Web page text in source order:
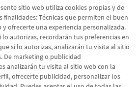
sitio web utiliza cookies propias y de
finalidades: Técnicas que permiten el buen
ofrecerte una experiencia personalizada.
lo autorizas, recordarán tus preferencias en
si lo autorizas, analizarán tu visita al sitio
De marketing o publicidad
analizarán tu visita al sitio web con la
ofrecerte publicidad, personalizar los
laPolítica de Protección de Datos
formulario